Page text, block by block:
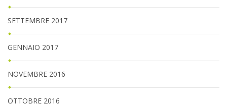
SETTEMBRE 2017
GENNAIO 2017
NOVEMBRE 2016
OTTOBRE 2016